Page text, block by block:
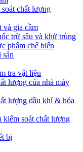
chất lượng
và gia cầm
trừ sâu và khử trùng
phẩm chế biến
sản
tra vật liệu
lượng của nhà máy
lượng dầu khí & hóa
kiểm soát chất lượng
bị